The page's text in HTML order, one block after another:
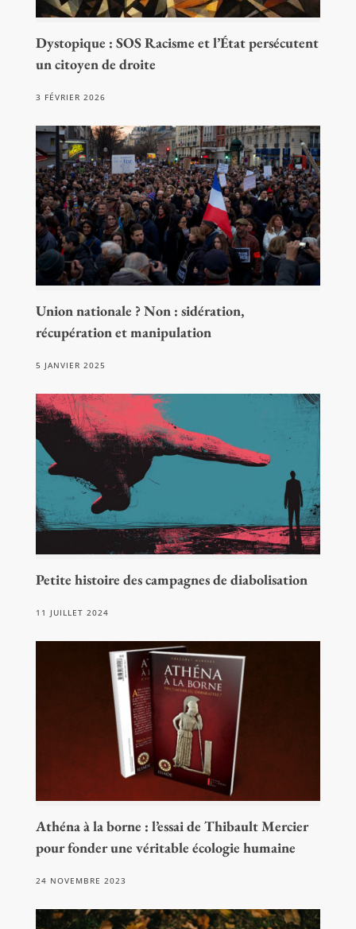
Dystopique : SOS Racisme et l’État persécutent
un citoyen de droite
3 FÉVRIER 2026
Union nationale ? Non : sidération,
récupération et manipulation
5 JANVIER 2025
Petite histoire des campagnes de diabolisation
11 JUILLET 2024
Athéna à la borne : l’essai de Thibault Mercier
pour fonder une véritable écologie humaine
24 NOVEMBRE 2023